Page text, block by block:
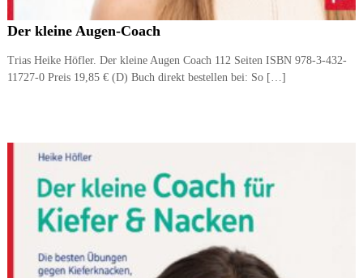
Der kleine Augen-Coach
Trias Heike Höfler. Der kleine Augen Coach 112 Seiten ISBN 978-3-432-
11727-0 Preis 19,85 € (D) Buch direkt bestellen bei: So […]